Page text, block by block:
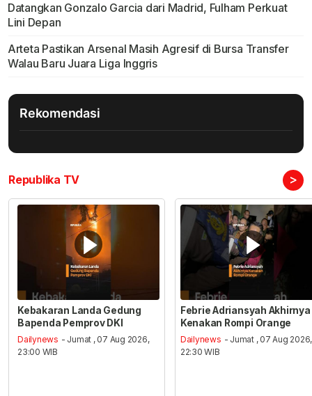
Datangkan Gonzalo Garcia dari Madrid, Fulham Perkuat
Lini Depan
Arteta Pastikan Arsenal Masih Agresif di Bursa Transfer
Walau Baru Juara Liga Inggris
Rekomendasi
Republika TV >
Kebakaran Landa Gedung
Bapenda Pemprov DKI
Dailynews - Jumat , 07 Aug 2026,
23:00 WIB
Febrie Adriansyah Akhirnya
Kenakan Rompi Orange
Dailynews - Jumat , 07 Aug 2026,
22:30 WIB